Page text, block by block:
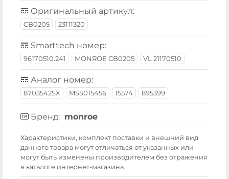
Оригинальный артикул:
CB0205 23111320
Smarttech номер:
96170510.241 MONROE CB0205 VL 21170510
Аналог номер:
8703542SX MSS015456 15574 895399
Бренд: monroe
Xарактеристики, комплект поставки и внешний вид
данного товара могут отличаться от указанных или
могут быть изменены производителем без отражения
в каталоге интернет-магазина.